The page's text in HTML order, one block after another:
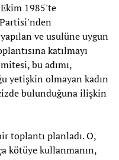
1985'te
yapılan ve usulüne uygun
katılmayı
bu adımı,
yetişkin olmayan kadın
bulunduğuna ilişkin
toplantı planladı. O,
kötüye kullanmanın,